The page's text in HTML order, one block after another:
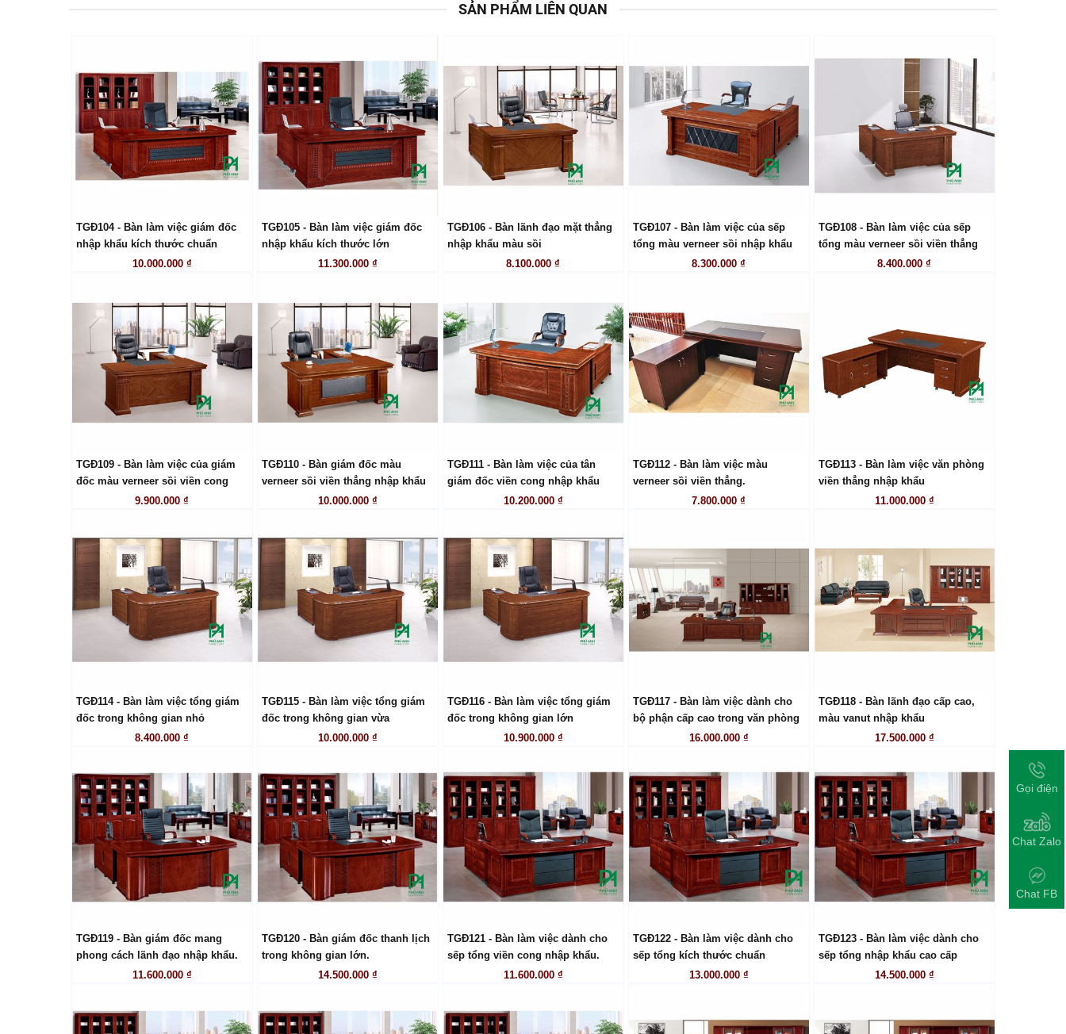
SẢN PHẨM LIÊN QUAN
LIÊN HỆ
TGĐ104 - Bàn làm việc giám đốc
nhập khẩu kích thước chuẩn
10.000.000 ₫
LIÊN HỆ
TGĐ105 - Bàn làm việc giám đốc
nhập khẩu kích thước lớn
11.300.000 ₫
LIÊN HỆ
TGĐ106 - Bàn lãnh đạo mặt thẳng
nhập khẩu màu sồi
8.100.000 ₫
LIÊN HỆ
TGĐ107 - Bàn làm việc của sếp
tổng màu verneer sồi nhập khẩu
8.300.000 ₫
LIÊN HỆ
TGĐ108 - Bàn làm việc của sếp
tổng màu verneer sồi viền thẳng
8.400.000 ₫
LIÊN HỆ
TGĐ109 - Bàn làm việc của giám
đốc màu verneer sồi viền cong
9.900.000 ₫
LIÊN HỆ
TGĐ110 - Bàn giám đốc màu
verneer sồi viền thẳng nhập khẩu
10.000.000 ₫
LIÊN HỆ
TGĐ111 - Bàn làm việc của tân
giám đốc viền cong nhập khẩu
10.200.000 ₫
LIÊN HỆ
TGĐ112 - Bàn làm việc màu
verneer sồi viền thẳng.
7.800.000 ₫
LIÊN HỆ
TGĐ113 - Bàn làm việc văn phòng
viền thẳng nhập khẩu
11.000.000 ₫
LIÊN HỆ
TGĐ114 - Bàn làm việc tổng giám
đốc trong không gian nhỏ
8.400.000 ₫
LIÊN HỆ
TGĐ115 - Bàn làm việc tổng giám
đốc trong không gian vừa
10.000.000 ₫
LIÊN HỆ
TGĐ116 - Bàn làm việc tổng giám
đốc trong không gian lớn
10.900.000 ₫
LIÊN HỆ
TGĐ117 - Bàn làm việc dành cho
bộ phận cấp cao trong văn phòng
16.000.000 ₫
LIÊN HỆ
TGĐ118 - Bàn lãnh đạo cấp cao,
màu vanut nhập khẩu
17.500.000 ₫
LIÊN HỆ
TGĐ119 - Bàn giám đốc mang
phong cách lãnh đạo nhập khẩu.
11.600.000 ₫
LIÊN HỆ
TGĐ120 - Bàn giám đốc thanh lịch
trong không gian lớn.
14.500.000 ₫
LIÊN HỆ
TGĐ121 - Bàn làm việc dành cho
sếp tổng viền cong nhập khẩu.
11.600.000 ₫
LIÊN HỆ
TGĐ122 - Bàn làm việc dành cho
sếp tổng kích thước chuẩn
13.000.000 ₫
LIÊN HỆ
TGĐ123 - Bàn làm việc dành cho
sếp tổng nhập khẩu cao cấp
14.500.000 ₫
Gọi điện
Chat Zalo
Chat FB